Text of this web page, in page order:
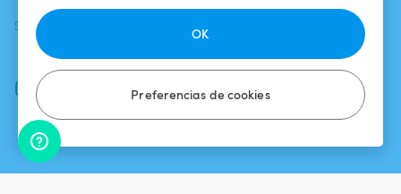
Preferencias de cookies
OK
SÍGUENOS
Facebook
Instagram